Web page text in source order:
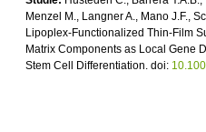
Menzel M., Langner A., Mano J.F.,
Lipoplex-Functionalized Thin-Film
Matrix Components as Local Gene
Stem Cell Differentiation. doi: